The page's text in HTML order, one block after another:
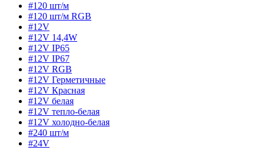
#120 шт/м
#120 шт/м RGB
#12V
#12V 14,4W
#12V IP65
#12V IP67
#12V RGB
#12V Герметичные
#12V Красная
#12V белая
#12V тепло-белая
#12V холодно-белая
#240 шт/м
#24V